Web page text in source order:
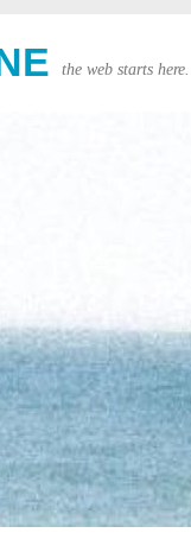
the web starts here…